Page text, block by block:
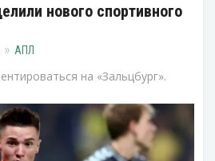
нового спортивного
АПЛ
на «Зальцбург».